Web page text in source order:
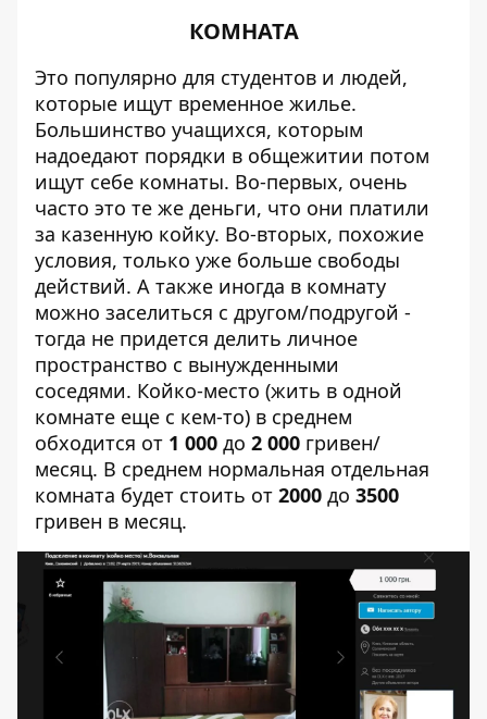
КОМНАТА
Это популярно для студентов и людей,
которые ищут временное жилье.
Большинство учащихся, которым
надоедают порядки в общежитии потом
ищут себе комнаты. Во-первых, очень
часто это те же деньги, что они платили
за казенную койку. Во-вторых, похожие
условия, только уже больше свободы
действий. А также иногда в комнату
можно заселиться с другом/подругой -
тогда не придется делить личное
пространство с вынужденными
соседями. Койко-место (жить в одной
комнате еще с кем-то) в среднем
обходится от 1 000 до 2 000 гривен/
месяц. В среднем нормальная отдельная
комната будет стоить от 2000 до 3500
гривен в месяц.